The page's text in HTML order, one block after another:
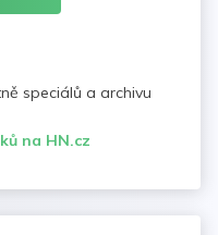
speciálů a archivu
na HN.cz